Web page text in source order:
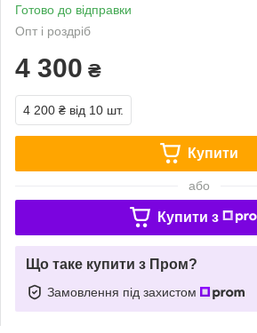
Готово до відправки
Опт і роздріб
4 300 ₴
4 200 ₴ від 10 шт.
Купити
або
Купити з
Що таке купити з Пром?
Замовлення під захистом